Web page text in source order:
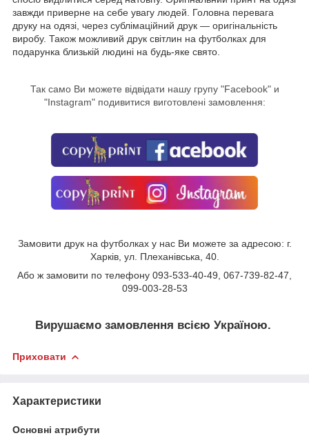
завжди приверне на себе увагу людей. Головна перевага
друку на одязі, через сублімаційний друк — оригінальність
виробу. Також можливий друк світлин на футболках для
подарунка близькій людині на будь-яке свято.
Так само Ви можете відвідати нашу групу "Facebook" и
"Instagram" подивитися виготовлені замовлення:
Замовити друк на футболках у нас Ви можете за адресою: г.
Харків, ул. Плеханівська, 40.
Або ж замовити по телефону 093-533-40-49, 067-739-82-47,
099-003-28-53
Вирушаємо замовлення всією Україною.
Приховати
Характеристики
Основні атрибути